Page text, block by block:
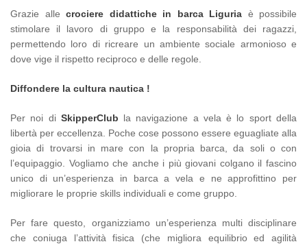
Grazie alle crociere didattiche in barca Liguria è possibile
stimolare il lavoro di gruppo e la responsabilità dei ragazzi,
permettendo loro di ricreare un ambiente sociale armonioso e
dove vige il rispetto reciproco e delle regole.
Diffondere la cultura nautica !
Per noi di SkipperClub la navigazione a vela è lo sport della
libertà per eccellenza. Poche cose possono essere eguagliate alla
gioia di trovarsi in mare con la propria barca, da soli o con
l’equipaggio. Vogliamo che anche i più giovani colgano il fascino
unico di un’esperienza in barca a vela e ne approfittino per
migliorare le proprie skills individuali e come gruppo.
Per fare questo, organizziamo un’esperienza multi disciplinare
che coniuga l’attività fisica (che migliora equilibrio ed agilità